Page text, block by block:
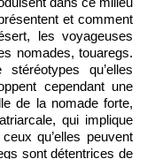
et comment
les voyageuses
nomades, touaregs.
qu’elles
cependant une
de la nomade forte,
qui implique
qu’elles peuvent
sont détentrices de